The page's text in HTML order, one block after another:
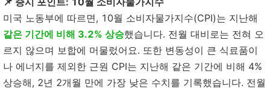
미국 노동부에 따르면, 10월 소비자물가지수(CPI)는 지난해
같은 기간에 비해 3.2% 상승했습니다. 전월 대비로는 전혀 오
르지 않으며 보합에 머물렀어요. 또한 변동성이 큰 식료품이
나 에너지를 제외한 근원 CPI는 지난해 같은 기간에 비해 4%
상승해, 2년 2개월 만에 가장 낮은 수치를 기록했습니다. 전월